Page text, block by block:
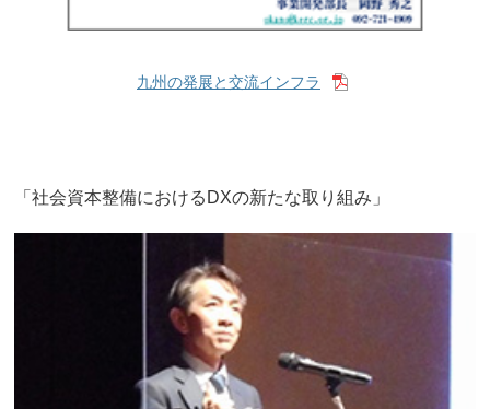
九州の発展と交流インフラ
「社会資本整備におけるDXの新たな取り組み」